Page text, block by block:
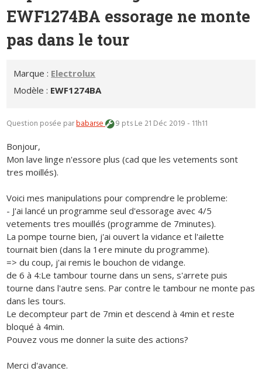
EWF1274BA essorage ne monte
pas dans le tour
Marque : Electrolux
Modèle : EWF1274BA
Question posée parbabarse 9 ptsLe 21 Déc 2019 - 11h11
Bonjour,
Mon lave linge n'essore plus (cad que les vetements sont
tres moillés).
Voici mes manipulations pour comprendre le probleme:
- J'ai lancé un programme seul d'essorage avec 4/5
vetements tres mouillés (programme de 7minutes).
La pompe tourne bien, j'ai ouvert la vidance et l'ailette
tournait bien (dans la 1ere minute du programme).
=> du coup, j'ai remis le bouchon de vidange.
de 6 à 4:Le tambour tourne dans un sens, s'arrete puis
tourne dans l'autre sens. Par contre le tambour ne monte pas
dans les tours.
Le decompteur part de 7min et descend à 4min et reste
bloqué à 4min.
Pouvez vous me donner la suite des actions?
Merci d'avance.